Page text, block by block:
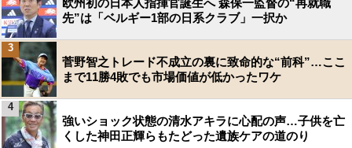
欧州初の日本人指揮官誕生へ 森保一監督の“再就職
先”は「ベルギー1部の日系クラブ」一択か
菅野智之トレード不成立の裏に致命的な“前科”…ここ
まで11勝4敗でも市場価値が低かったワケ
3
強いショック状態の清水アキラに心配の声…子供を亡
くした神田正輝らもたどった遺族ケアの道のり
4